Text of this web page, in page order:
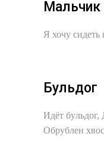
Мальчик
Я хочу
Бульдог
Идёт
Обрyблен